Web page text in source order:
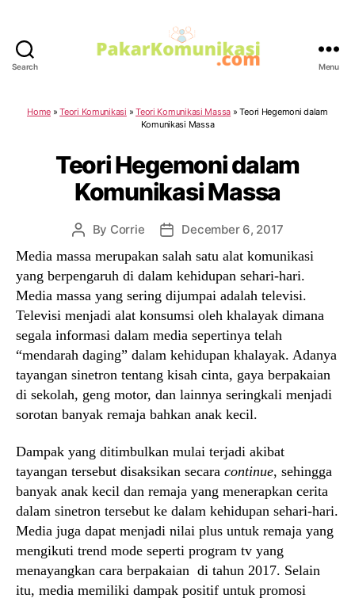
Search Menu
Home»Teori Komunikasi »Teori Komunikasi Massa »Teori Hegemoni dalam
Komunikasi Massa
Teori Hegemoni dalam
Komunikasi Massa
Post
By Corrie
Post
date
December 6, 2017
Media massa merupakan salah satu alat komunikasi
yang berpengaruh di dalam kehidupan sehari-hari.
Media massa yang sering dijumpai adalah televisi.
Televisi menjadi alat konsumsi oleh khalayak dimana
segala informasi dalam media sepertinya telah
“mendarah daging” dalam kehidupan khalayak. Adanya
tayangan sinetron tentang kisah cinta, gaya berpakaian
di sekolah, geng motor, dan lainnya seringkali menjadi
sorotan banyak remaja bahkan anak kecil.
Dampak yang ditimbulkan mulai terjadi akibat
tayangan tersebut disaksikan secara continue, sehingga
banyak anak kecil dan remaja yang menerapkan cerita
dalam sinetron tersebut ke dalam kehidupan sehari-hari.
Media juga dapat menjadi nilai plus untuk remaja yang
mengikuti trend mode seperti program tv yang
menayangkan cara berpakaian di tahun 2017. Selain
itu, media memiliki dampak positif untuk promosi